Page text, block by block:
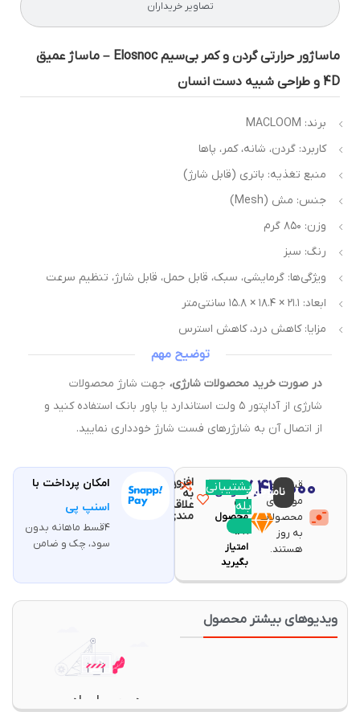
تصاویر خریداران
ماساژور حرارتی گردن و کمر بی‌سیم Elosnoc – ماساژ عمیق
برند: MACLOOM
کاربرد: گردن، شانه، کمر، پاها
منبع تغذیه: باتری (قابل شارژ)
جنس: مش (Mesh)
وزن: ۸۵۰ گرم
رنگ: سبز
ویژگی‌ها: گرمایشی، سبک، قابل حمل، قابل شارژ، تنظیم سرعت
ابعاد: ۲۱.۱ × ۱۸.۴ × ۱۵.۸ سانتی‌متر
مزایا: کاهش درد، کاهش استرس
توضیح مهم
در صورت خرید محصولات شارژی،جهت شارژ محصولات
شارژی از آداپتور ۵ ولت استاندارد یا پاور بانک استفاده کنید و
از اتصال آن به شارژرهای فست شارژ خودداری نمایید.
قیمت و
موجودی
محصولات
به روز
هستند.
۷,۴۱۰,۰۰۰تومان ناموجودبا خرید
این
محصول
۱۴۸
امتیاز
بگیرید
پشتیبانی
بله
افزودن
به
علاقه
مندی
مقایسه
امکان پرداخت با
اسنپ پی
۴قسط ماهانه بدون
سود، چک و ضامن
ویدیوهای بیشتر محصول